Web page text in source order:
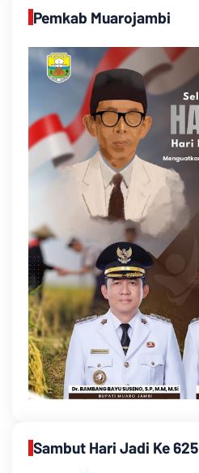
Pemkab Muarojambi
Sambut Hari Jadi Ke 625